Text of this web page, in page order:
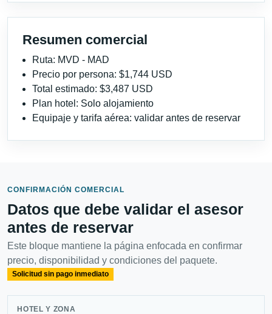
Resumen comercial
Ruta: MVD - MAD
Precio por persona: $1,744 USD
Total estimado: $3,487 USD
Plan hotel: Solo alojamiento
Equipaje y tarifa aérea: validar antes de reservar
CONFIRMACIÓN COMERCIAL
Datos que debe validar el asesor
antes de reservar
Este bloque mantiene la página enfocada en confirmar
precio, disponibilidad y condiciones del paquete.
Solicitud sin pago inmediato
HOTEL Y ZONA